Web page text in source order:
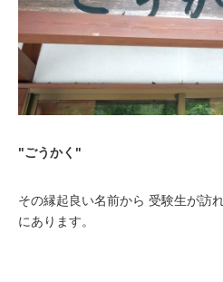
"ごうかく"
その縁起良い名前から 受験生が訪
にあります。